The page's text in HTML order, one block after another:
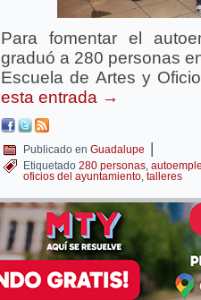
Para fomentar el
graduó a 280 personas
Escuela de Artes y
esta entrada →
Publicado en Guadalupe |
Etiquetado 280 personas,
oficios del ayuntamiento, talleres